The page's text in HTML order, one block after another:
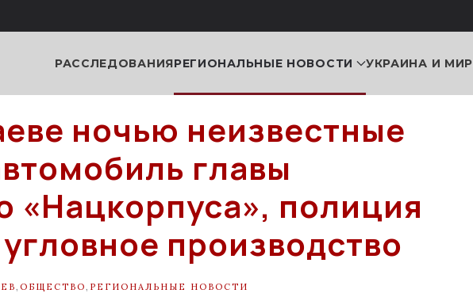
РАССЛЕДОВАНИЯРЕГИОНАЛЬНЫЕ НОВОСТИ УКРАИНА И МИР
ночью неизвестные
главы
«Нацкорпуса», полиция
производство
ОБЩЕСТВО РЕГИОНАЛЬНЫЕ НОВОСТИ